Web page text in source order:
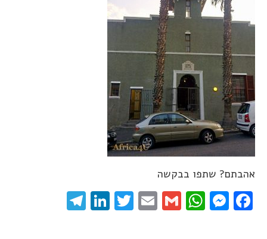
אהבתם? שתפו בבקשה
Facebook
Messenger
WhatsApp
Gmail
Email
Twitter
LinkedIn